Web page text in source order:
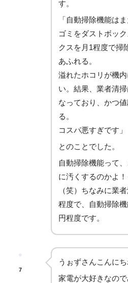
す。
「自動掃除機能は
ゴミをダストボッ
クスを月1程度で掃
あふれる。
溢れたホコリが機
い。結果、業者清
なっており、かつ
る。
コスパ悪すぎです」
とのことでした。
自動掃除機能って
に汚くするのかよ
（笑）ちなみに業
程度で、自動掃除
円程度です。
7
うぉずさんこんにち
家電が大好きなの